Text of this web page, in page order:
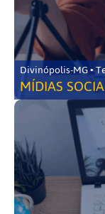
MÍDIAS